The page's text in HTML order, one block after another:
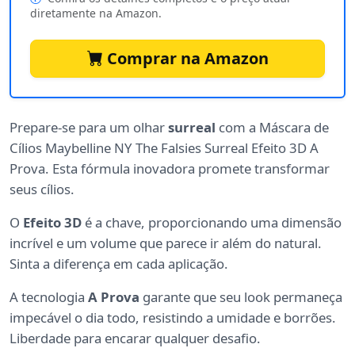
diretamente na Amazon.
Comprar na Amazon
Prepare-se para um olharsurreal com a Máscara de
Cílios Maybelline NY The Falsies Surreal Efeito 3D A
Prova. Esta fórmula inovadora promete transformar
seus cílios.
O Efeito 3D é a chave, proporcionando uma dimensão
incrível e um volume que parece ir além do natural.
Sinta a diferença em cada aplicação.
A tecnologia A Prova garante que seu look permaneça
impecável o dia todo, resistindo a umidade e borrões.
Liberdade para encarar qualquer desafio.